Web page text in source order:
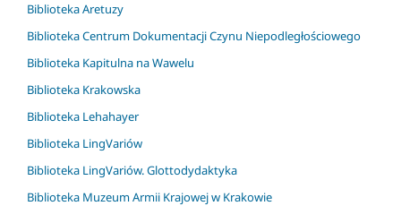
Biblioteka Aretuzy
Biblioteka Centrum Dokumentacji Czynu Niepodległościowego
Biblioteka Kapitulna na Wawelu
Biblioteka Krakowska
Biblioteka Lehahayer
Biblioteka LingVariów
Biblioteka LingVariów. Glottodydaktyka
Biblioteka Muzeum Armii Krajowej w Krakowie